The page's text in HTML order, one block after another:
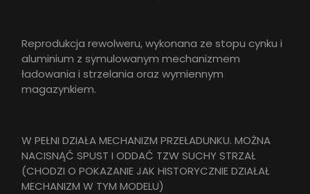
Reprodukcja rewolweru, wykonana ze stopu cynku i
aluminium z symulowanym mechanizmem
ładowania i strzelania oraz wymiennym
magazynkiem.
W PEŁNI DZIAŁA MECHANIZM PRZEŁADUNKU. MOŻNA
NACISNĄĆ SPUST I ODDAĆ TZW SUCHY STRZAŁ
(CHODZI O POKAZANIE JAK HISTORYCZNIE DZIAŁAŁ
MECHANIZM W TYM MODELU)